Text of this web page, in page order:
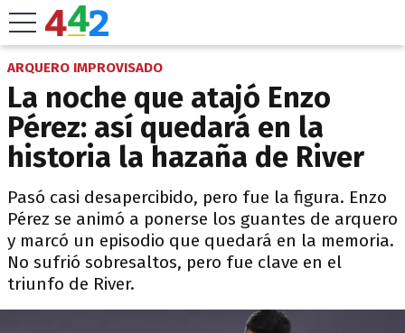
ARQUERO IMPROVISADO
La noche que atajó Enzo
Pérez: así quedará en la
historia la hazaña de River
Pasó casi desapercibido, pero fue la figura. Enzo
Pérez se animó a ponerse los guantes de arquero
y marcó un episodio que quedará en la memoria.
No sufrió sobresaltos, pero fue clave en el
triunfo de River.